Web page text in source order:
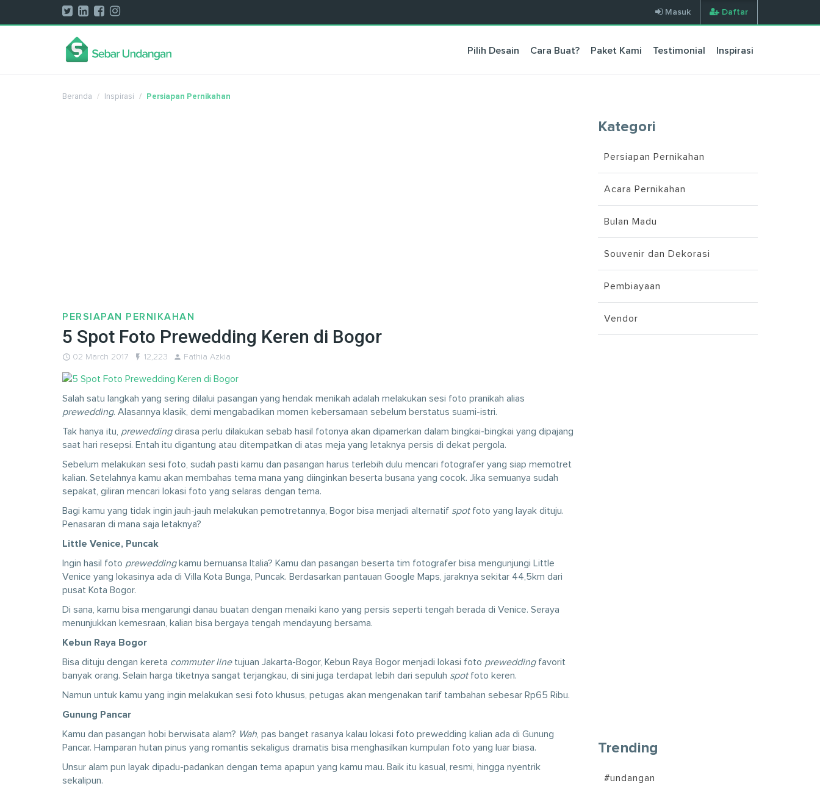
Masuk Daftar
Pilih Desain Cara Buat? Paket Kami Testimonial Inspirasi
Beranda Inspirasi Persiapan Pernikahan
PERSIAPAN PERNIKAHAN
5 Spot Foto Prewedding Keren di Bogor
query_builder 02 March 2017 flash_on 12,223 person Fathia Azkia
Salah satu langkah yang sering dilalui pasangan yang hendak menikah adalah melakukan sesi foto pranikah alias
prewedding. Alasannya klasik, demi mengabadikan momen kebersamaan sebelum berstatus suami-istri.
Tak hanya itu, preweddingdirasa perlu dilakukan sebab hasil fotonya akan dipamerkan dalam bingkai-bingkai yang dipajang
saat hari resepsi. Entah itu digantung atau ditempatkan di atas meja yang letaknya persis di dekat pergola.
Sebelum melakukan sesi foto, sudah pasti kamu dan pasangan harus terlebih dulu mencari fotografer yang siap memotret
kalian. Setelahnya kamu akan membahas tema mana yang diinginkan beserta busana yang cocok. Jika semuanya sudah
sepakat, giliran mencari lokasi foto yang selaras dengan tema.
Bagi kamu yang tidak ingin jauh-jauh melakukan pemotretannya, Bogor bisa menjadi alternatif spot foto yang layak dituju.
Penasaran di mana saja letaknya?
Little Venice, Puncak
Ingin hasil foto preweddingkamu bernuansa Italia? Kamu dan pasangan beserta tim fotografer bisa mengunjungi Little
Venice yang lokasinya ada di Villa Kota Bunga, Puncak. Berdasarkan pantauan Google Maps, jaraknya sekitar 44,5km dari
pusat Kota Bogor.
Di sana, kamu bisa mengarungi danau buatan dengan menaiki kano yang persis seperti tengah berada di Venice. Seraya
menunjukkan kemesraan, kalian bisa bergaya tengah mendayung bersama.
Kebun Raya Bogor
Bisa dituju dengan kereta commuter linetujuan Jakarta-Bogor, Kebun Raya Bogor menjadi lokasi foto preweddingfavorit
banyak orang. Selain harga tiketnya sangat terjangkau, di sini juga terdapat lebih dari sepuluh spotfoto keren.
Namun untuk kamu yang ingin melakukan sesi foto khusus, petugas akan mengenakan tarif tambahan sebesar Rp65 Ribu.
Gunung Pancar
Kamu dan pasangan hobi berwisata alam? Wah , pas banget rasanya kalau lokasi foto prewedding kalian ada di Gunung
Pancar. Hamparan hutan pinus yang romantis sekaligus dramatis bisa menghasilkan kumpulan foto yang luar biasa.
Unsur alam pun layak dipadu-padankan dengan tema apapun yang kamu mau. Baik itu kasual, resmi, hingga nyentrik
sekalipun.
Kategori
Persiapan Pernikahan
Acara Pernikahan
Bulan Madu
Souvenir dan Dekorasi
Pembiayaan
Vendor
Trending
#undangan